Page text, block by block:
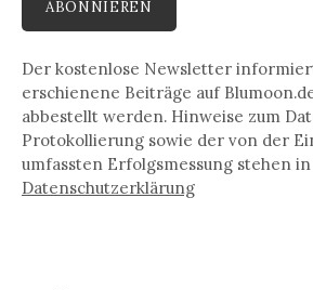
Der kostenlose Newsletter
erschienene Beiträge auf
abbestellt werden. Hinweise zum
Protokollierung sowie der von der
umfassten Erfolgsmessung stehen
Datenschutz­erklärung